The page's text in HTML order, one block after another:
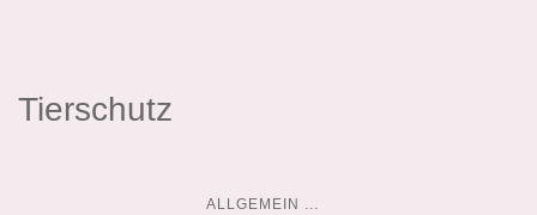
Tierschutz
ALLGEMEIN